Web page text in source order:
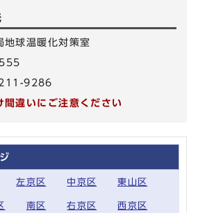
地球温暖化対策室
9286
間違いにご注意ください
左京区 中京区 東山区
南区 右京区 西京区